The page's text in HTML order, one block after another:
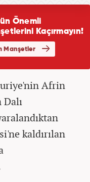
Afrin
kaldırılan